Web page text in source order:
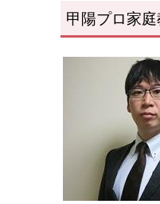
甲陽プロ家